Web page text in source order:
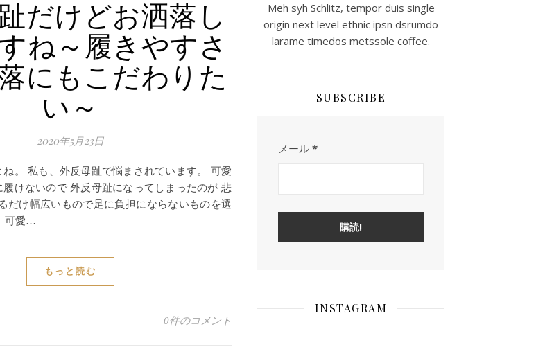
だけどお洒落し
ね～履きやすさ
にもこだわりた
い～
2020年5月23日
。 私も、外反母趾で悩まされています。 可愛
履けないので 外反母趾になってしまったのが 悲
だけ幅広いもので足に負担にならないものを選
可愛…
もっと読む
0件のコメント
Meh syh Schlitz, tempor duis single
origin next level ethnic ipsn dsrumdo
larame timedos metssole coffee.
SUBSCRIBE
メール *
INSTAGRAM